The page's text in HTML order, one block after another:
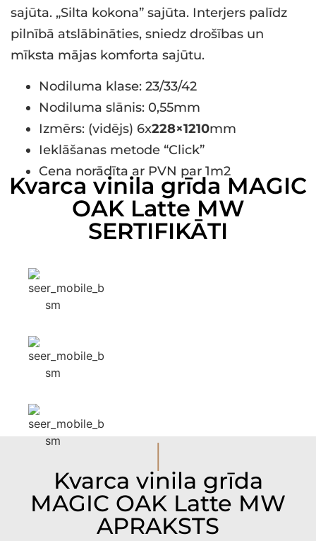
sajūta. „Silta kokona” sajūta. Interjers palīdz
pilnībā atslābināties, sniedz drošības un
mīksta mājas komforta sajūtu.
Nodiluma klase: 23/33/42
Nodiluma slānis: 0,55mm
Izmērs: (vidējs) 6x228×1210mm
Ieklāšanas metode “Click”
Cena norādīta ar PVN par 1m2
Kvarca vinila grīda MAGIC
OAK Latte MW
SERTIFIKĀTI
I
Kvarca vinila grīda
MAGIC OAK Latte MW
APRAKSTS